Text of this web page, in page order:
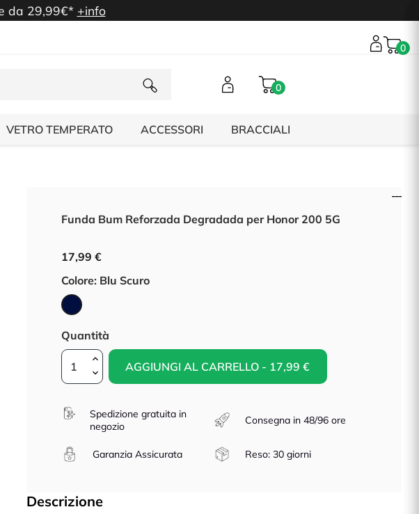
da 29,99€* +info
0
0
VETRO TEMPERATO ACCESSORI BRACCIALI
Funda Bum Reforzada Degradada per Honor 200 5G
17,99 €
Colore: Blu Scuro
Blu
Scuro
Quantità
AGGIUNGI AL CARRELLO - 17,99 €
Spedizione gratuita in
negozio
Consegna in 48/96 ore
Garanzia Assicurata Reso: 30 giorni
Descrizione